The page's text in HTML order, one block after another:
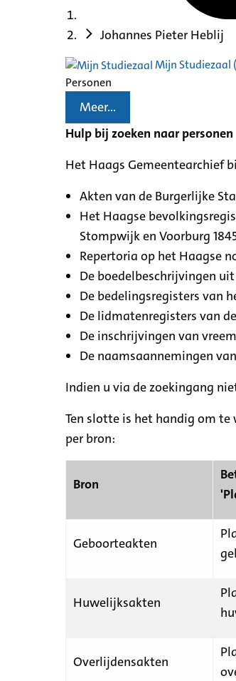
Johannes Pieter Heblij
Mijn Studiezaal
Personen
Meer...
Hulp bij zoeken naar personen
Het Haags Gemeentearchief
Akten van de Burgerlijke
Het Haagse
Stompwijk en Voorburg
Repertoria op het Haagse
De boedelbeschrijvingen
De bedelingsregisters van
De lidmatenregisters van
De inschrijvingen van
De naamsaannemingen
Indien u via de zoekingang
Ten slotte is het handig om
per bron:
Bron
Geboorteakten
Huwelijksakten
Overlijdensakten